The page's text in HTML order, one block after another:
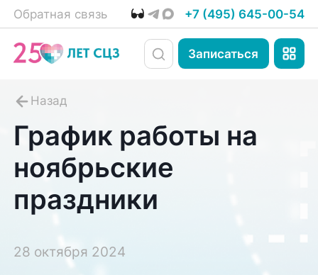
Обратная связь +7 (495) 645-00-54
Записаться
График работы на
ноябрьские
праздники
28 октября 2024